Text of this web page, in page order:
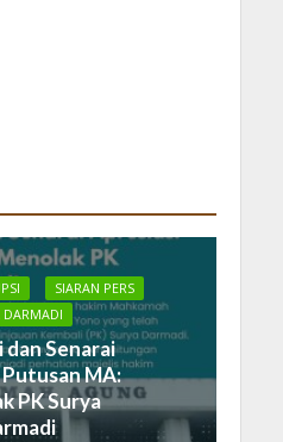
SIARAN PERS
DARMADI
dan Senarai
MA:
PK Surya